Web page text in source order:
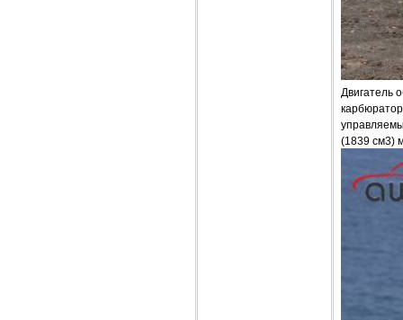
Двигатель
(1839 см3)